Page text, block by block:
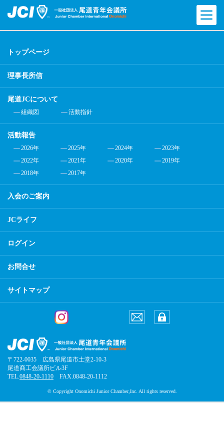
トップページ
理事長所信
尾道JCについて
組織図 活動指針
活動報告
2026年 2025年 2024年
2023年
2022年
2021年 2020年
2019年
2018年
2017年
入会のご案内
JCライフ
ログイン
お問合せ
サイトマップ
〒722-0035 広島県尾道市土堂2-10-3
尾道商工会議所ビル3F
TEL.0848-20-1110 FAX.0848-20-1112
© Copyright Onomichi Junior Chamber,Inc. All rights reserved.